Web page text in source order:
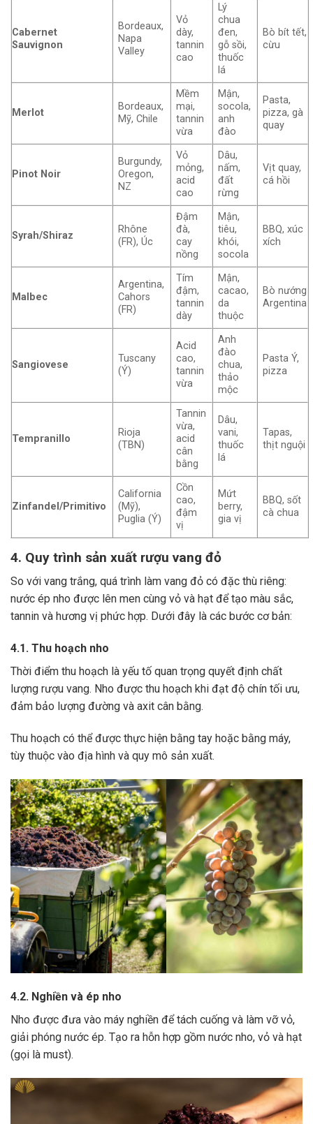
Cabernet
Sauvignon
Bordeaux,
Napa
Valley
Vỏ
dày,
tannin
cao
Lý
chua
đen,
gỗ sồi,
thuốc
lá
Bò bít tết,
cừu
Merlot
Bordeaux,
Mỹ, Chile
Mềm
mại,
tannin
vừa
Mận,
socola,
anh
đào
Pasta,
pizza, gà
quay
Pinot Noir
Burgundy,
Oregon,
NZ
Vỏ
mỏng,
acid
cao
Dâu,
nấm,
đất
rừng
Vịt quay,
cá hồi
Syrah/Shiraz
Rhône
(FR), Úc
Đậm
đà,
cay
nồng
Mận,
tiêu,
khói,
socola
BBQ, xúc
xích
Malbec
Argentina,
Cahors
(FR)
Tím
đậm,
tannin
dày
Mận,
cacao,
da
thuộc
Bò nướng
Argentina
Sangiovese
Tuscany
(Ý)
Acid
cao,
tannin
vừa
Anh
đào
chua,
thảo
mộc
Pasta Ý,
pizza
Tempranillo
Rioja
(TBN)
Tannin
vừa,
acid
cân
bằng
Dâu,
vani,
thuốc
lá
Tapas,
thịt nguội
Zinfandel/Primitivo
California
(Mỹ),
Puglia (Ý)
Cồn
cao,
đậm
vị
Mứt
berry,
gia vị
BBQ, sốt
cà chua
4. Quy trình sản xuất rượu vang đỏ
So với vang trắng, quá trình làm vang đỏ có đặc thù riêng:
nước ép nho được lên men cùng vỏ và hạt để tạo màu sắc,
tannin và hương vị phức hợp. Dưới đây là các bước cơ bản:
4.1. Thu hoạch nho
Thời điểm thu hoạch là yếu tố quan trọng quyết định chất
lượng rượu vang. Nho được thu hoạch khi đạt độ chín tối ưu,
đảm bảo lượng đường và axit cân bằng.
Thu hoạch có thể được thực hiện bằng tay hoặc bằng máy,
tùy thuộc vào địa hình và quy mô sản xuất.
4.2. Nghiền và ép nho
Nho được đưa vào máy nghiền để tách cuống và làm vỡ vỏ,
giải phóng nước ép. Tạo ra hỗn hợp gồm nước nho, vỏ và hạt
(gọi là must).